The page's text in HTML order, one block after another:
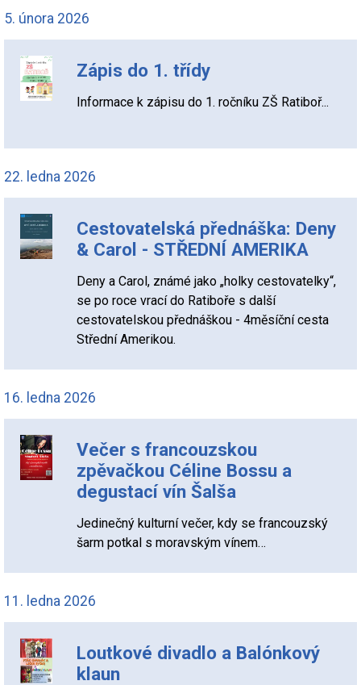
5. února 2026
Zápis do 1. třídy
Informace k zápisu do 1. ročníku ZŠ Ratiboř...
22. ledna 2026
Cestovatelská přednáška: Deny
& Carol - STŘEDNÍ AMERIKA
Deny a Carol, známé jako „holky cestovatelky“,
se po roce vrací do Ratiboře s další
cestovatelskou přednáškou - 4měsíční cesta
Střední Amerikou.
16. ledna 2026
Večer s francouzskou
zpěvačkou Céline Bossu a
degustací vín Šalša
Jedinečný kulturní večer, kdy se francouzský
šarm potkal s moravským vínem…
11. ledna 2026
Loutkové divadlo a Balónkový
klaun